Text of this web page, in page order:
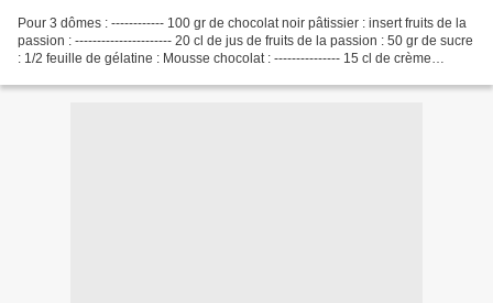
Pour 3 dômes : ------------ 100 gr de chocolat noir pâtissier : insert fruits de la
passion : ---------------------- 20 cl de jus de fruits de la passion : 50 gr de sucre
: 1/2 feuille de gélatine : Mousse chocolat : --------------- 15 cl de crème